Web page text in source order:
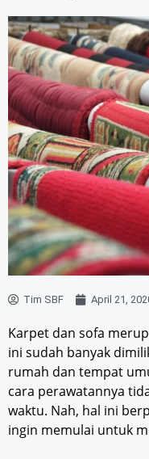
Tim SBF April 21,
Karpet dan sofa
ini sudah banyak
rumah dan tempat
cara perawatannya
waktu. Nah, hal ini
ingin memulai untuk